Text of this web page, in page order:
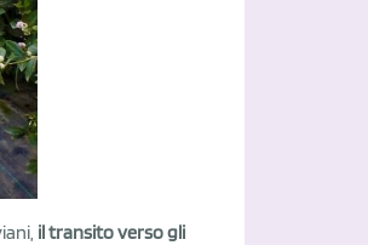
il transito verso gli